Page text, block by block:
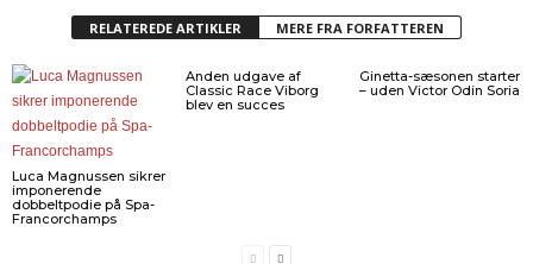
RELATEREDE ARTIKLER MERE FRA FORFATTEREN
Luca Magnussen sikrer
imponerende
dobbeltpodie på Spa-
Francorchamps
Anden udgave af
Classic Race Viborg
blev en succes
Ginetta-sæsonen starter
– uden Victor Odin Soria